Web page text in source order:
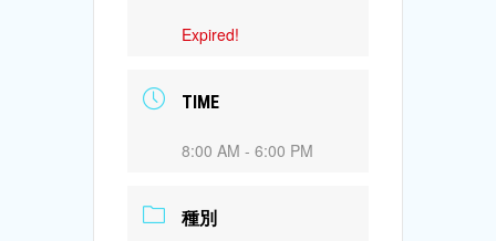
Expired!
TIME
8:00 AM - 6:00 PM
種別